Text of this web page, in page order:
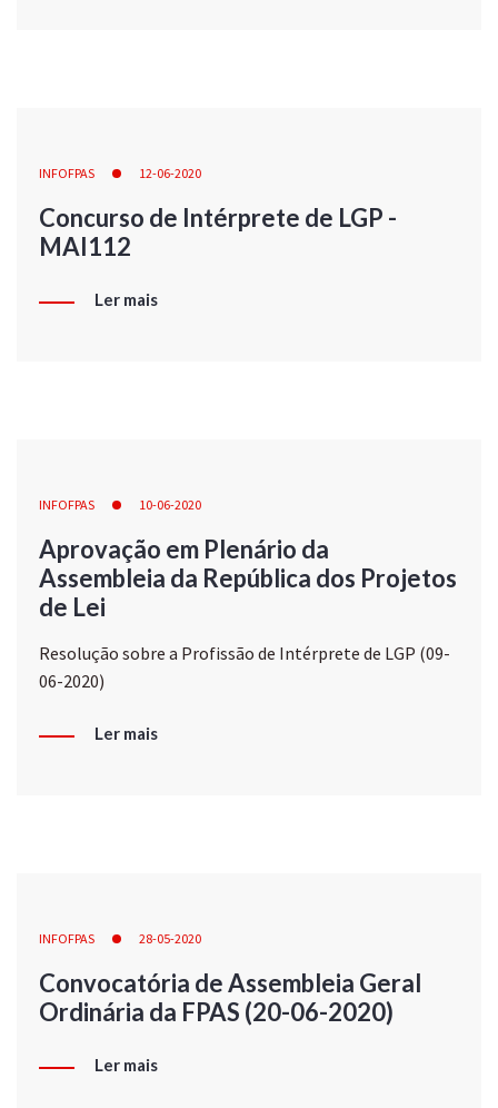
INFOFPAS 12-06-2020
Concurso de Intérprete de LGP -
MAI112
Ler mais
INFOFPAS 10-06-2020
Aprovação em Plenário da
Assembleia da República dos Projetos
de Lei
Resolução sobre a Profissão de Intérprete de LGP (09-
06-2020)
Ler mais
INFOFPAS 28-05-2020
Convocatória de Assembleia Geral
Ordinária da FPAS (20-06-2020)
Ler mais